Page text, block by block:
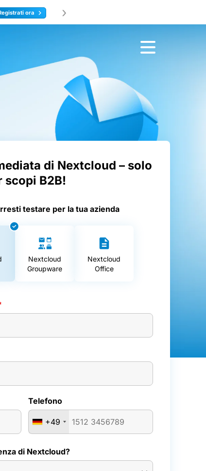
ora ›
di Nextcloud – solo
scopi B2B!
testare per la tua azienda
Nextcloud
Groupware
Nextcloud
Office
Telefono
+49
di Nextcloud?